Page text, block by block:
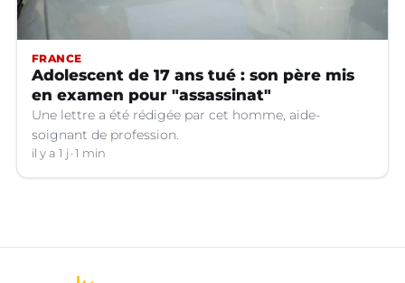
FRANCE
Adolescent de 17 ans tué : son père mis
en examen pour "assassinat"
Une lettre a été rédigée par cet homme, aide-
soignant de profession.
il y a 1 j 1 min